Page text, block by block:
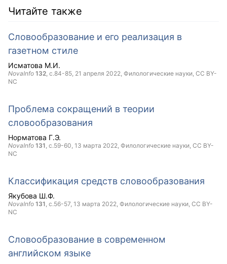
Читайте также
Словообразование и его реализация в
газетном стиле
Исматова М.И.
NovaInfo 132, с.84-85, 21 апреля 2022, Филологические науки, CC BY-
NC
Проблема сокращений в теории
словообразования
Норматова Г.Э.
NovaInfo 131, с.59-60, 13 марта 2022, Филологические науки, CC BY-
NC
Классификация средств словообразования
Якубова Ш.Ф.
NovaInfo 131, с.56-57, 13 марта 2022, Филологические науки, CC BY-
NC
Словообразование в современном
английском языке